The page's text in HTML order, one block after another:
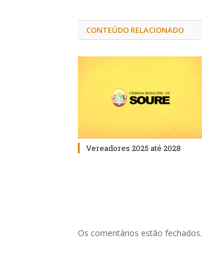
CONTEÚDO RELACIONADO
Vereadores 2025 até 2028
Os comentários estão fechados.